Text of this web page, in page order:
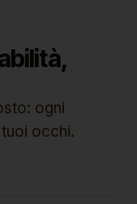
ogni
occhi.